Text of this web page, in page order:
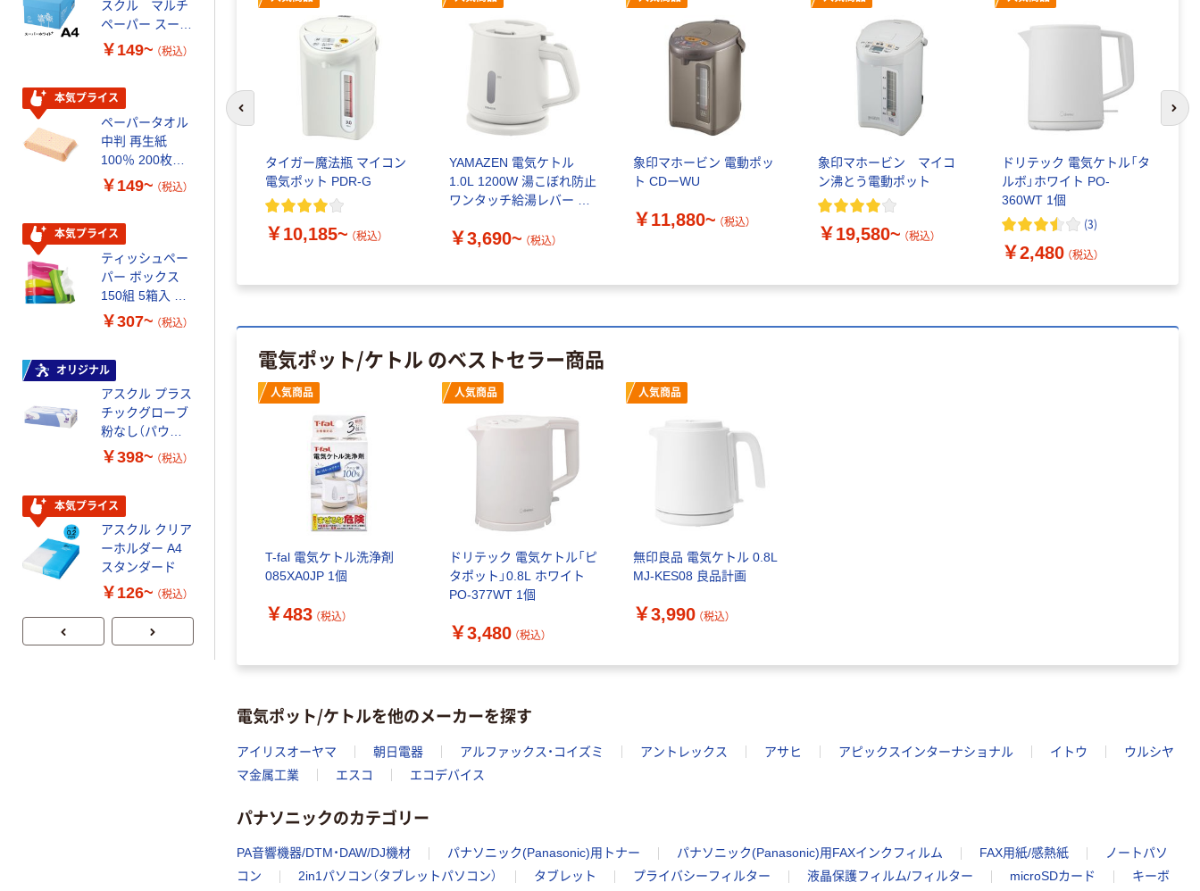
タイガー魔法瓶 マイコン
電気ポット PDR-G
￥10,185~ （税込）
YAMAZEN 電気ケトル
1.0L 1200W 湯こぼれ防止
ワンタッチ給湯レバー 空
￥3,690~ （税込）
象印マホービン 電動ポッ
ト CDーWU
￥11,880~ （税込）
象印マホービン マイコ
ン沸とう電動ポット
￥19,580~ （税込）
ドリテック 電気ケトル「タ
ルボ」ホワイト PO-
360WT 1個
(3)
￥2,480 （税込）
次
電気ポット/ケトル のベストセラー商品
人気商品
T-fal 電気ケトル洗浄剤
085XA0JP 1個
￥483 （税込）
人気商品
ドリテック 電気ケトル「ピ
タポット」0.8L ホワイト
PO-377WT 1個
￥3,480 （税込）
人気商品
無印良品 電気ケトル 0.8L
MJ-KES08 良品計画
￥3,990 （税込）
電気ポット/ケトルを他のメーカーを探す
アイリスオーヤマ 朝日電器 アルファックス・コイズミ アントレックス アサヒ アピックスインターナショナル イトウ
ウルシヤ
マ金属工業
エスコ エコデバイス
パナソニックのカテゴリー
PA音響機器/DTM・DAW/DJ機材 パナソニック(Panasonic)用トナー パナソニック(Panasonic)用FAXインクフィルム FAX用紙/感熱紙
ノートパソ
コン
2in1パソコン（タブレットパソコン） タブレット プライバシーフィルター 液晶保護フィルム/フィルター microSDカード
キーボ
スクル マルチ
ペーパー スーパ
ーホワイト+
￥149~ （税込）
本気プライス
ペーパータオル
中判 再生紙
100％ 200枚
FSC認証 シング
￥149~ （税込）
本気プライス
ティッシュペー
パー ボックス
150組 5箱入 ア
スクル スマート
証
￥307~ （税込）
オリジナル
アスクル プラス
チックグローブ
粉なし（パウダ
ーフリー）
￥398~ （税込）
本気プライス
アスクル クリア
ーホルダー A4
スタンダード
￥126~ （税込）
パー ダブル60
ｍ 再生紙
100% 6ロール
リサイクル100
芯あり FSC認
￥446~ （税込）
コピー用紙 マ
ルチペーパー
スーパーエコノ
ミー+
￥149~ （税込）
本気プライス
￥458~ （税込）
本気プライス
ペーパータオル
再生紙 200枚
FSC認証紙 アス
クルオリジナル
￥143~ （税込）
アスクル トイ
レのおそうじシ
ート 大王製紙
共同企画 トイ
レクリーナー
トイレシート
パー シングル
120ｍ 再生紙
100% 6ロール
リサイクル100
芯あり FSC認
証
￥455~ （税込）
本気プライス
嬬恋銘水 ナチュ
ォーター 500ml
キャップシール
付き／2Lラベル
￥1,037~
（税込）
本気プライス
中判 バージンパ
枚入 PEFC認証
シングル アスク
ルオリジナル
オリジナル
【アスクル限定】
ファーストレイ
ト ニトリルグ
ローブ ホワイ
ト 粉なし（パ
ウダーフリー）
（税込）
本気プライス
ト ホワイト紙コ
ップ
G バルクタイプ
指定医薬部外品
￥140~ （税込）
ティッシュペー
モカ 200組 5個
アスクル オリジ
PEFC認証
￥428~
￥698~ （税込）
サントリー 天然
ーター ペットボ
（税込）
期間限定価格
アスクル プラ
スチックグロー
ブ 薄手 粉な
し（パウダーフ
リー）
電池 北欧パッ
ケージ アスク
ルオリジナル
￥140~
本気プライス
【ガムテープ】ア
カラ 厚さ
0.22mm 布テー
プ
￥145~ （税込）
ペーパー スーパ
ーホワイト+
ペーパータオル
100％ 200枚
FSC認証 シング
企画 オリジナル
￥149~
本気プライス
ティッシュペー
￥307~ （税込）